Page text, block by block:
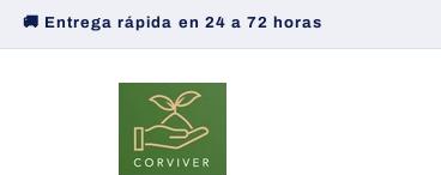
🚚 Entrega rápida en 24 a 72 horas